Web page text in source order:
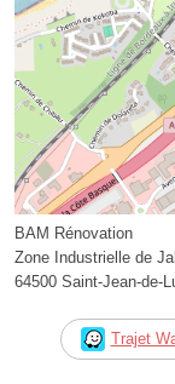
BAM Rénovation
Zone Industrielle de
64500 Saint-Jean-de-
Trajet